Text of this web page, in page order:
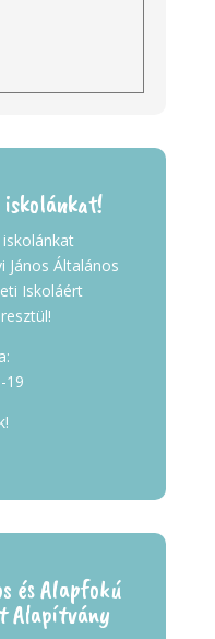
iskolánkat!
János Általános
Iskoláért
19
és Alapfokú
Alapítvány